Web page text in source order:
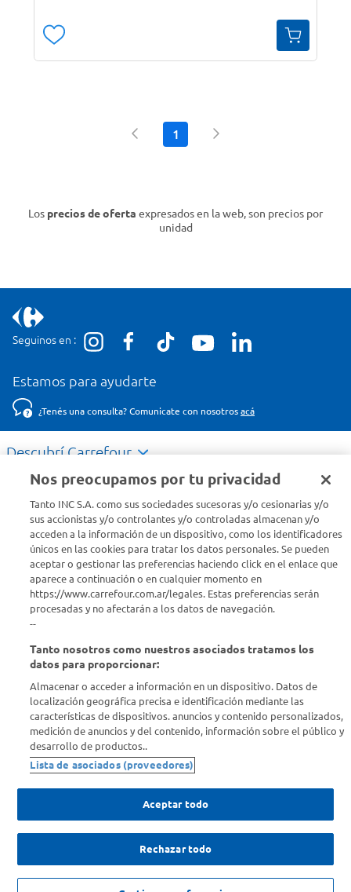
1
Los precios de oferta expresados en la web, son precios por
unidad
Seguinos en :
Estamos para ayudarte
¿Tenés una consulta? Comunicate con nosotros acá
Descubrí Carrefour
Info útil
Comprá Online
Enterate de nuestras ofertas
que nadie.
Provincia
ENVIAR
SOLICITUD DE ARREPENTIMIENTO
Copyright 2026 ©Carrefour. Todos los derechos reservados |
Nos preocupamos por tu privacidad
Tanto INC S.A. como sus sociedades sucesoras y/o cesionarias y/o
sus accionistas y/o controlantes y/o controladas almacenan y/o
acceden a la información de un dispositivo, como los identificadores
únicos en las cookies para tratar los datos personales. Se pueden
aceptar o gestionar las preferencias haciendo click en el enlace que
aparece a continuación o en cualquier momento en
https://www.carrefour.com.ar/legales. Estas preferencias serán
procesadas y no afectarán a los datos de navegación.
--
Tanto nosotros como nuestros asociados tratamos los
datos para proporcionar:
Almacenar o acceder a información en un dispositivo. Datos de
localización geográfica precisa e identificación mediante las
características de dispositivos. anuncios y contenido personalizados,
medición de anuncios y del contenido, información sobre el público y
desarrollo de productos..
Lista de asociados (proveedores)
Aceptar todo
Rechazar todo